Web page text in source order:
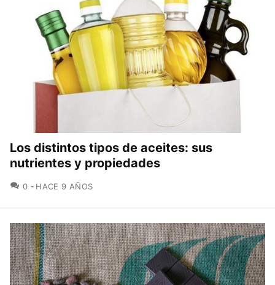
Los distintos tipos de aceites: sus
nutrientes y propiedades
0 COMENTARIOS
HACE 9 AÑOS